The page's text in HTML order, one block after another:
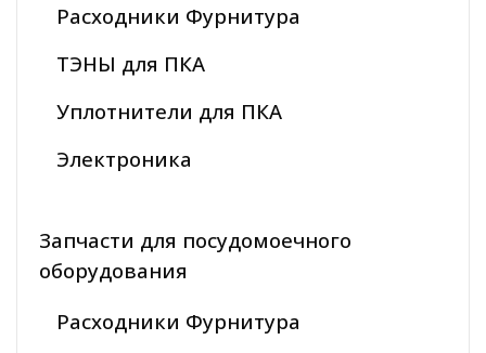
Расходники Фурнитура
ТЭНЫ для ПКА
Уплотнители для ПКА
Электроника
Запчасти для посудомоечного
оборудования
Расходники Фурнитура